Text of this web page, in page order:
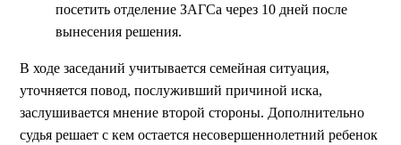
посетить отделение ЗАГСа через 10 дней после
вынесения решения.
В ходе заседаний учитывается семейная ситуация,
уточняется повод, послуживший причиной иска,
заслушивается мнение второй стороны. Дополнительно
судья решает с кем остается несовершеннолетний ребенок